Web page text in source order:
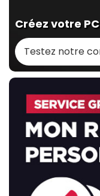
Créez votre
Testez notre